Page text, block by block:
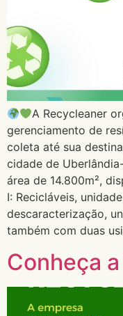
A Recycleaner
gerenciamento de
coleta até sua
cidade de
área de 14.800m²,
I: Recicláveis,
descaracterização,
também com duas
Conheça